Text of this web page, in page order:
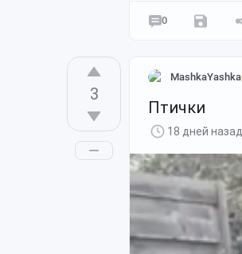
0
3
MashkaYashka
Птички
18 дней назад